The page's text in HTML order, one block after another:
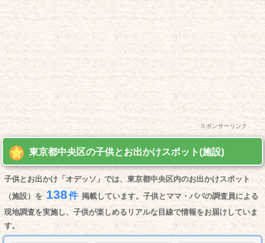
スポンサーリンク
東京都中央区の子供とお出かけスポット(施設)
子供とお出かけ「オデッソ」では、東京都中央区内のお出かけスポット
（施設）を 138件 掲載しています。子供とママ・パパの調査員による
現地調査を実施し、子供が楽しめるリアルな目線で情報をお届けしていま
す。